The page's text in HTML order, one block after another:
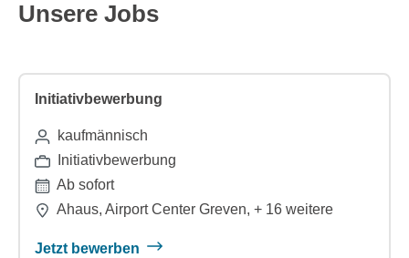
Unsere Jobs
Initiativbewerbung
kaufmännisch
Initiativbewerbung
Ab sofort
Ahaus, Airport Center Greven, + 16 weitere
Jetzt bewerben